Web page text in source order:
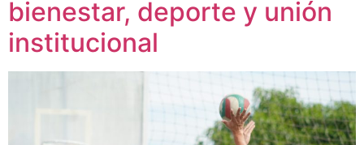
bienestar, deporte y unión
institucional